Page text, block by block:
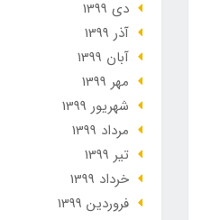
دی 1399
آذر 1399
آبان 1399
مهر 1399
شهریور 1399
مرداد 1399
تير 1399
خرداد 1399
فروردین 1399